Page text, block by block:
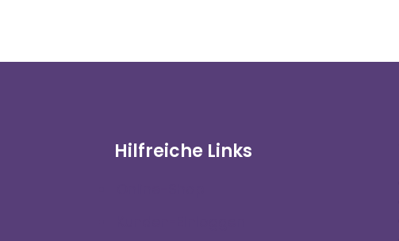
Hilfreiche Links